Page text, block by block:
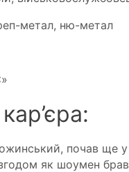
метал, ню-метал
почав ще у
як шоумен